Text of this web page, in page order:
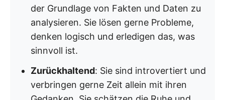
der Grundlage von Fakten und Daten zu
analysieren. Sie lösen gerne Probleme,
denken logisch und erledigen das, was
sinnvoll ist.
Zurückhaltend: Sie sind introvertiert und
verbringen gerne Zeit allein mit ihren